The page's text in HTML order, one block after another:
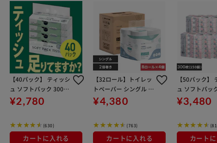
【40パック】 ティッシ
ュ ソフトパック 300枚
(150組) 5パック×8個
¥2,780
(630)
カートに入れる
【32ロール】トイレッ
トペーパー シングル 2
倍巻 8ロール×4個セッ
ト スマートエール
¥4,380
(763)
カートに入れる
【50パック】
ュ ソフトパッ
(150組) 5パッ
¥3,480
カート